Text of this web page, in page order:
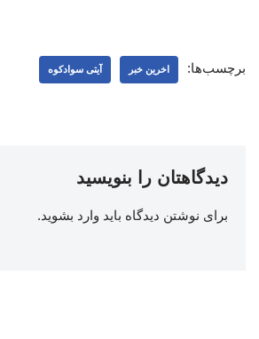
برچسب‌ها: اخرین خبر آیتی سوادکوه
دیدگاهتان را بنویسید
برای نوشتن دیدگاه باید وارد بشوید.